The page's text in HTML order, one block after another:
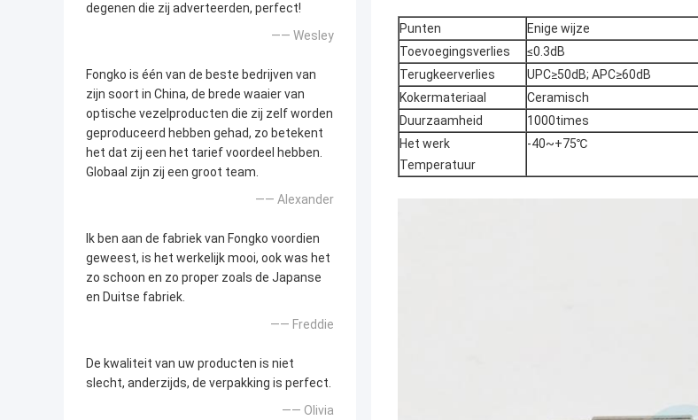
degenen die zij adverteerden, perfect!
—— Wesley
Fongko is één van de beste bedrijven van
zijn soort in China, de brede waaier van
optische vezelproducten die zij zelf worden
geproduceerd hebben gehad, zo betekent
het dat zij een het tarief voordeel hebben.
Globaal zijn zij een groot team.
—— Alexander
Ik ben aan de fabriek van Fongko voordien
geweest, is het werkelijk mooi, ook was het
zo schoon en zo proper zoals de Japanse
en Duitse fabriek.
—— Freddie
De kwaliteit van uw producten is niet
slecht, anderzijds, de verpakking is perfect.
—— Olivia
Punten Enige wijze
Toevoegingsverlies
≤0.3dB
Terugkeerverlies
UPC≥50dB; APC≥60dB
Kokermateriaal
Ceramisch
Duurzaamheid
1000times
Het werk
Temperatuur
-40~+75℃